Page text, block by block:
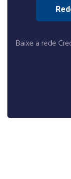
Baixe a rede